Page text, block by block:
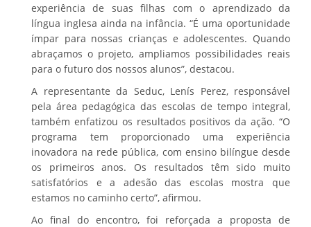
experiência de suas filhas com o aprendizado da
língua inglesa ainda na infância. “É uma oportunidade
ímpar para nossas crianças e adolescentes. Quando
abraçamos o projeto, ampliamos possibilidades reais
para o futuro dos nossos alunos”, destacou.
A representante da Seduc, Lenís Perez, responsável
pela área pedagógica das escolas de tempo integral,
também enfatizou os resultados positivos da ação. “O
programa tem proporcionado uma experiência
inovadora na rede pública, com ensino bilíngue desde
os primeiros anos. Os resultados têm sido muito
satisfatórios e a adesão das escolas mostra que
estamos no caminho certo”, afirmou.
Ao final do encontro, foi reforçada a proposta de